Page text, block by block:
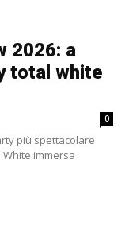
2026: a
total white
0
più spettacolare
White immersa